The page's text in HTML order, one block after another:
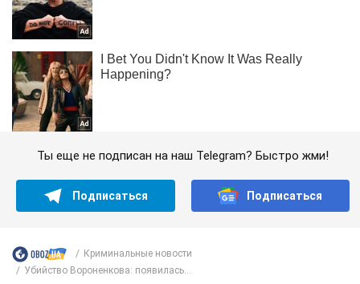
Ты еще не подписан на наш Telegram? Быстро жми!
Подписаться Подписаться
Криминальные новости
Убийство Вороненкова: появилась...